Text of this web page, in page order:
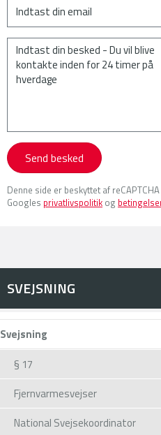
Send besked
Denne side er beskyttet af
Googles privatlivspolitik og
SVEJSNING
Svejsning
§ 17
Fjernvarmesvejser
National Svejsekoordinator
lavtlegeret rør
Løbende optag